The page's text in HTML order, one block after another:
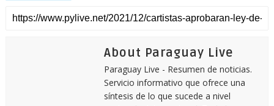
About Paraguay Live
Paraguay Live - Resumen de noticias.
Servicio informativo que ofrece una
síntesis de lo que sucede a nivel